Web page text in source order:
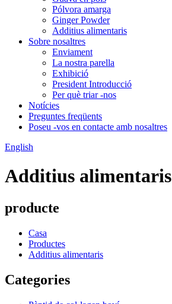
Pólvora amarga
Ginger Powder
Additius alimentaris
Sobre nosaltres
Enviament
La nostra parella
Exhibició
President Introducció
Per què triar -nos
Notícies
Preguntes freqüents
Poseu -vos en contacte amb nosaltres
English
Additius alimentaris
producte
Casa
Productes
Additius alimentaris
Categories